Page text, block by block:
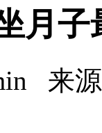
月子
来